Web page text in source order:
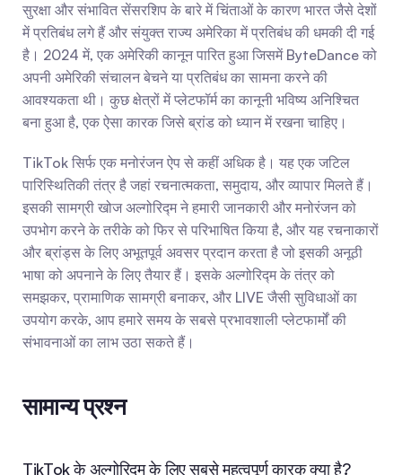
सुरक्षा और संभावित सेंसरशिप के बारे में चिंताओं के कारण भारत जैसे देशों
में प्रतिबंध लगे हैं और संयुक्त राज्य अमेरिका में प्रतिबंध की धमकी दी गई
है। 2024 में, एक अमेरिकी कानून पारित हुआ जिसमें ByteDance को
अपनी अमेरिकी संचालन बेचने या प्रतिबंध का सामना करने की
आवश्यकता थी। कुछ क्षेत्रों में प्लेटफॉर्म का कानूनी भविष्य अनिश्चित
बना हुआ है, एक ऐसा कारक जिसे ब्रांड को ध्यान में रखना चाहिए।
TikTok सिर्फ एक मनोरंजन ऐप से कहीं अधिक है। यह एक जटिल
पारिस्थितिकी तंत्र है जहां रचनात्मकता, समुदाय, और व्यापार मिलते हैं।
इसकी सामग्री खोज अल्गोरिद्म ने हमारी जानकारी और मनोरंजन को
उपभोग करने के तरीके को फिर से परिभाषित किया है, और यह रचनाकारों
और ब्रांड्स के लिए अभूतपूर्व अवसर प्रदान करता है जो इसकी अनूठी
भाषा को अपनाने के लिए तैयार हैं। इसके अल्गोरिद्म के तंत्र को
समझकर, प्रामाणिक सामग्री बनाकर, और LIVE जैसी सुविधाओं का
उपयोग करके, आप हमारे समय के सबसे प्रभावशाली प्लेटफार्मों की
संभावनाओं का लाभ उठा सकते हैं।
सामान्य प्रश्न
TikTok के अल्गोरिद्म के लिए सबसे महत्वपूर्ण कारक क्या है?